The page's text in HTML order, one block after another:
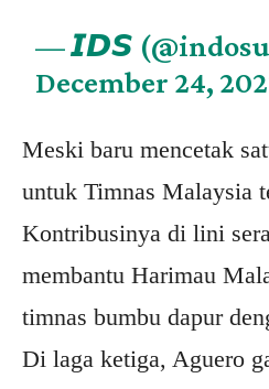
— 𝙄𝘿𝙎
December 24,
Meski baru mencetak
untuk Timnas Malaysia
Kontribusinya di lini
membantu Harimau
timnas bumbu dapur
Di laga ketiga, Aguero